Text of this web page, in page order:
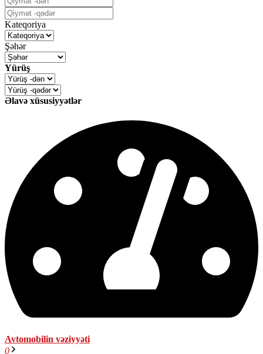
Kateqoriya
Şəhər
Yürüş
Əlavə xüsusiyyətlər
Avtomobilin vəziyyəti
0